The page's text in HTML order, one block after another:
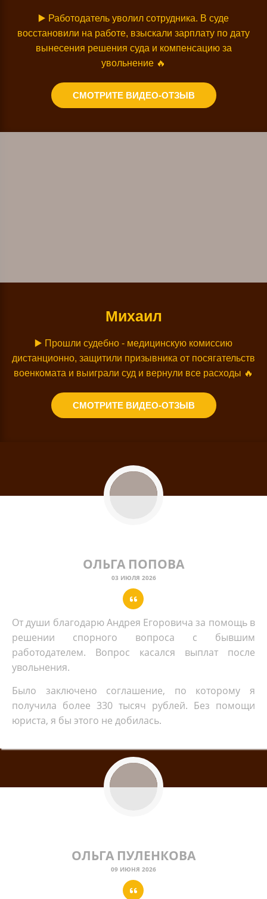
▶️ Работодатель уволил сотрудника. В суде
восстановили на работе, взыскали зарплату по дату
вынесения решения суда и компенсацию за
увольнение 🔥
СМОТРИТЕ ВИДЕО-ОТЗЫВ
Михаил
▶️ Прошли судебно - медицинскую комиссию
дистанционно, защитили призывника от посягательств
военкомата и выиграли суд и вернули все расходы 🔥
СМОТРИТЕ ВИДЕО-ОТЗЫВ
ОЛЬГА ПОПОВА
03 ИЮЛЯ 2026
От души благодарю Андрея Егоровича за помощь в
решении спорного вопроса с бывшим
работодателем. Вопрос касался выплат после
увольнения.
Было заключено соглашение, по которому я
получила более 330 тысяч рублей. Без помощи
юриста, я бы этого не добилась.
ОЛЬГА ПУЛЕНКОВА
09 ИЮНЯ 2026